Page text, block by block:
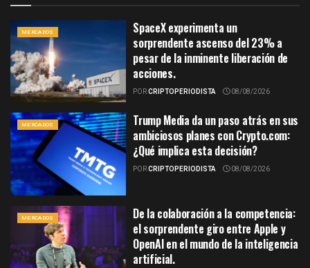
MERCADOS
SpaceX experimenta un
sorprendente ascenso del 23% a
pesar de la inminente liberación de
acciones.
PORCRIPTOPERIODISTA 08/08/2026
MERCADOS
Trump Media da un paso atrás en sus
ambiciosos planes con Crypto.com:
¿Qué implica esta decisión?
PORCRIPTOPERIODISTA 08/08/2026
MERCADOS
De la colaboración a la competencia:
el sorprendente giro entre Apple y
OpenAI en el mundo de la inteligencia
artificial.